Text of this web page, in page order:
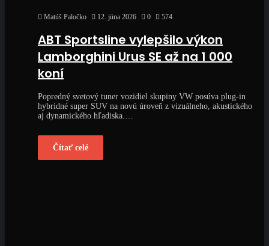
Matúš Paločko 12. júna 2026 0 574
ABT Sportsline vylepšilo výkon
Lamborghini Urus SE až na 1 000
koní
Popredný svetový tuner vozidiel skupiny VW posúva plug-in
hybridné super SUV na novú úroveň z vizuálneho, akustického
aj dynamického hľadiska.…
Čítať celé